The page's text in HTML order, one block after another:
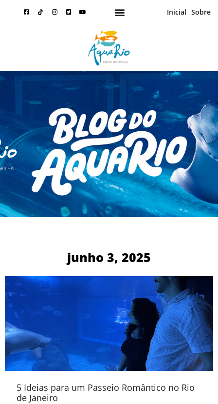
Inicial Sobre
junho 3, 2025
5 Ideias para um Passeio Romântico no Rio
de Janeiro